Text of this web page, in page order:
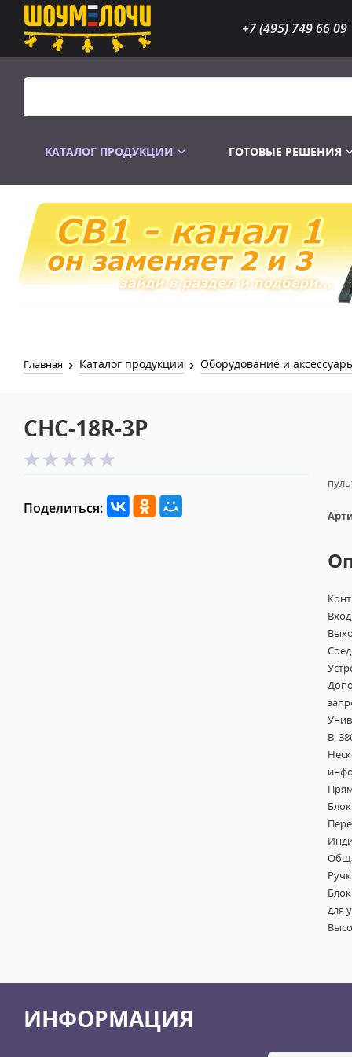
+7 (495) 749 66 09
КАТАЛОГ ПРОДУКЦИИ
Распродажа Лампы
ГОТОВЫЕ РЕШЕНИЯ
Главная Каталог продукции Оборудование и
CHC-18R-3P
Поделиться:
В,
для
ИНФОРМАЦИЯ